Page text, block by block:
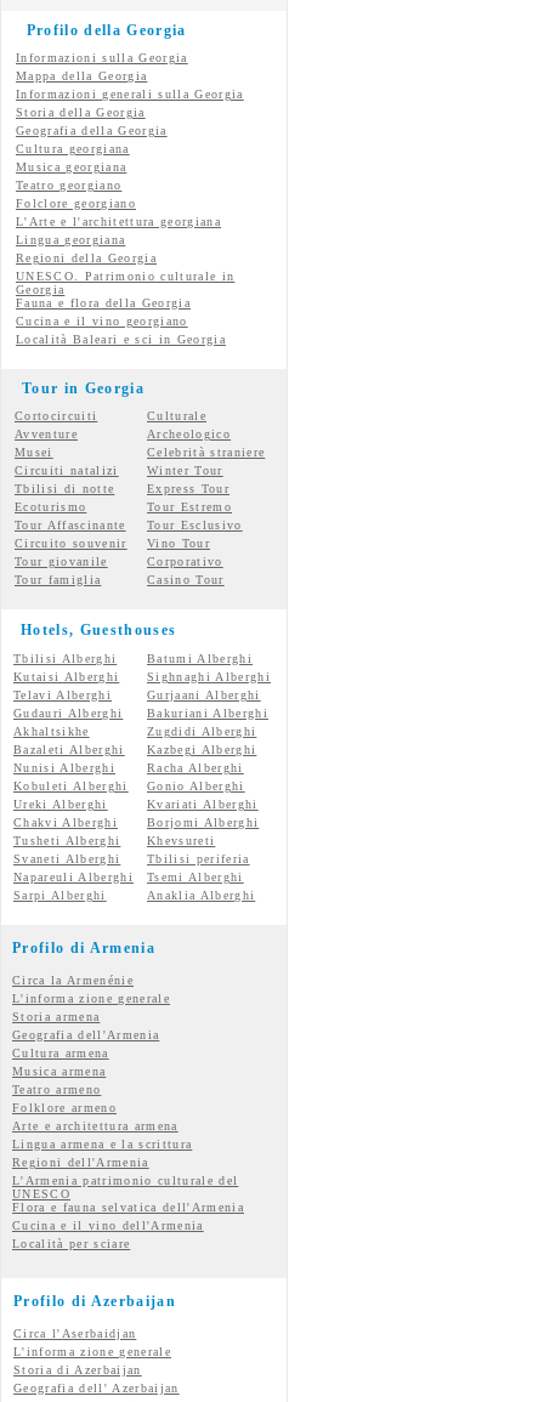
Profilo della Georgia
Informazioni sulla Georgia
Mappa della Georgia
Informazioni generali sulla Georgia
Storia della Georgia
Geografia della Georgia
Cultura georgiana
Musica georgiana
Teatro georgiano
Folclore georgiano
L'Arte e l'architettura georgiana
Lingua georgiana
Regioni della Georgia
UNESCO. Patrimonio culturale in
Georgia
Fauna e flora della Georgia
Cucina e il vino georgiano
Località Baleari e sci in Georgia
Tour in Georgia
Cortocircuiti
Culturale
Avventure
Archeologico
Musei
Celebrità straniere
Circuiti natalizi
Winter Tour
Tbilisi di notte
Express Tour
Ecoturismo
Tour Estremo
Tour Affascinante
Tour Esclusivo
Circuito souvenir
Vino Tour
Tour giovanile
Corporativo
Tour famiglia
Casino Tour
Hotels, Guesthouses
Tbilisi Alberghi
Batumi Alberghi
Kutaisi Alberghi
Sighnaghi Alberghi
Telavi Alberghi
Gurjaani Alberghi
Gudauri Alberghi
Bakuriani Alberghi
Akhaltsikhe
Zugdidi Alberghi
Bazaleti Alberghi
Kazbegi Alberghi
Nunisi Alberghi
Racha Alberghi
Kobuleti Alberghi
Gonio Alberghi
Ureki Alberghi
Kvariati Alberghi
Chakvi Alberghi
Borjomi Alberghi
Tusheti Alberghi
Khevsureti
Svaneti Alberghi
Tbilisi periferia
Napareuli Alberghi
Tsemi Alberghi
Sarpi Alberghi
Anaklia Alberghi
Profilo di Armenia
Circa la Armenénie
L'informa zione generale
Storia armena
Geografia dell'Armenia
Cultura armena
Musica armena
Teatro armeno
Folklore armeno
Arte e architettura armena
Lingua armena e la scrittura
Regioni dell'Armenia
L'Armenia patrimonio culturale del
UNESCO
Flora e fauna selvatica dell'Armenia
Cucina e il vino dell'Armenia
Località per sciare
Profilo di Azerbaijan
Circa l'Aserbaidjan
L'informa zione generale
Storia di Azerbaijan
Geografia dell' Azerbaijan